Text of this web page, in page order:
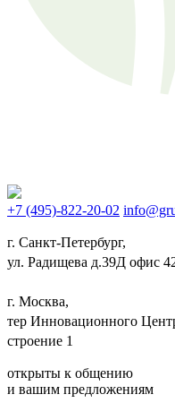
+7 (495)-822-20-02
г. Санкт-Петербург,
ул. Радищева д.39Д офис
г. Москва,
тер Инновационного
строение 1
открыты к общению
и вашим предложениям